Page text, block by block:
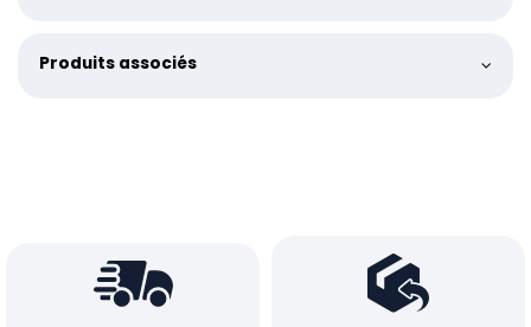
Produits associés